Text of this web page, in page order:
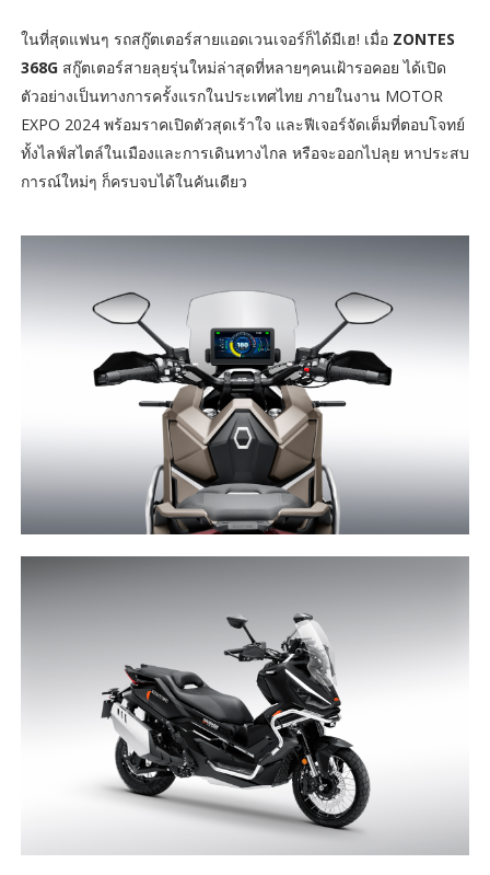
ในที่สุดแฟนๆ รถสกู๊ตเตอร์สายแอดเวนเจอร์ก็ได้มีเฮ! เมื่อ ZONTES
368Gสกู๊ตเตอร์สายลุยรุ่นใหม่ล่าสุดที่หลายๆคนเฝ้ารอคอย ได้เปิด
ตัวอย่างเป็นทางการครั้งแรกในประเทศไทย ภายในงาน MOTOR
EXPO 2024 พร้อมราคเปิดตัวสุดเร้าใจ และฟีเจอร์จัดเต็มที่ตอบโจทย์
ทั้งไลฟ์สไตล์ในเมืองและการเดินทางไกล หรือจะออกไปลุย หาประสบ
การณ์ใหม่ๆ ก็ครบจบได้ในคันเดียว